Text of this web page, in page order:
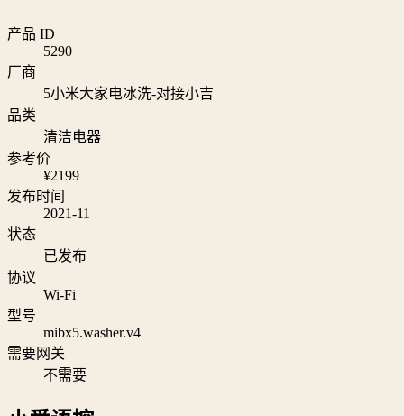
产品 ID
5290
厂商
5小米大家电冰洗-对接小吉
品类
清洁电器
参考价
¥2199
发布时间
2021-11
状态
已发布
协议
Wi‑Fi
型号
mibx5.washer.v4
需要网关
不需要